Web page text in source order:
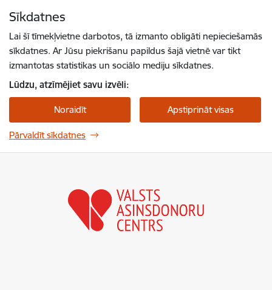
Sīkdatnes
Lai šī tīmekļvietne darbotos, tā izmanto obligāti nepieciešamās
sīkdatnes. Ar Jūsu piekrišanu papildus šajā vietnē var tikt
izmantotas statistikas un sociālo mediju sīkdatnes.
Lūdzu, atzīmējiet savu izvēli:
Noraidīt Apstiprināt visas
Pārvaldīt sīkdatnes